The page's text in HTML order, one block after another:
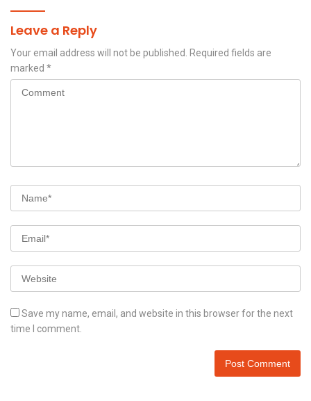
Leave a Reply
Your email address will not be published.
Required fields are
marked *
Save my name, email, and website in this browser for the next
time I comment.